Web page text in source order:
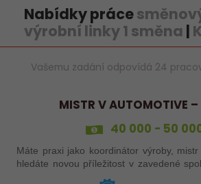
Nabídky práce
výrobní linky 1 směna |
Vašemu zadání odpovídá 24
MISTR V AUTOMOTIVE –
40 000 - 50
Máte praxi jako koordinátor výroby,
hledáte novou příležitost v zavedené
zakázek a bohatou nabídkou firemních